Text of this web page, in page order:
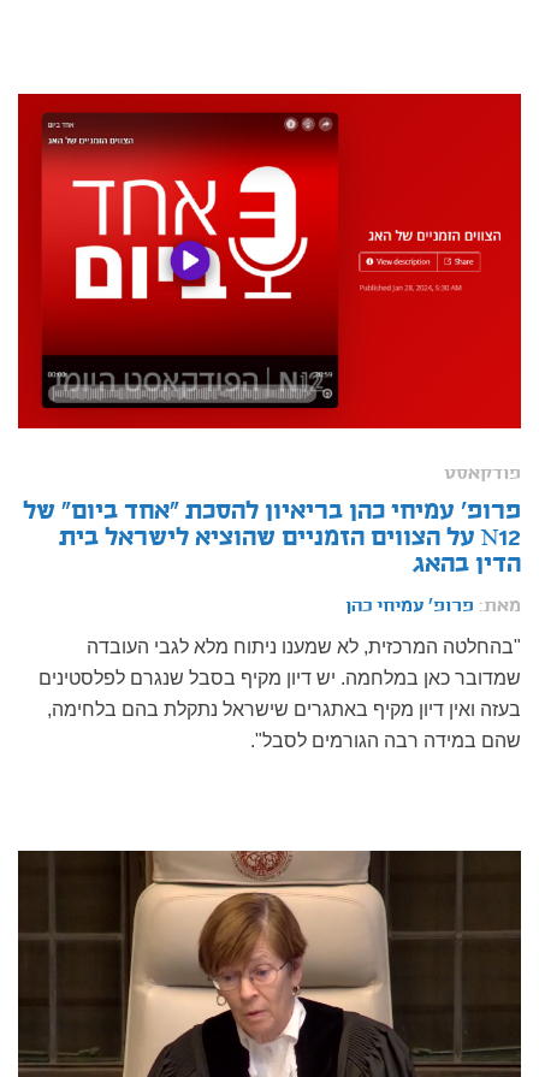
פודקאסט
פרופ' עמיחי כהן בריאיון להסכת "אחד ביום" של
N12 על הצווים הזמניים שהוציא לישראל בית
הדין בהאג
מאת: פרופ' עמיחי כהן
"בהחלטה המרכזית, לא שמענו ניתוח מלא לגבי העובדה
שמדובר כאן במלחמה. יש דיון מקיף בסבל שנגרם לפלסטינים
בעזה ואין דיון מקיף באתגרים שישראל נתקלת בהם בלחימה,
שהם במידה רבה הגורמים לסבל".